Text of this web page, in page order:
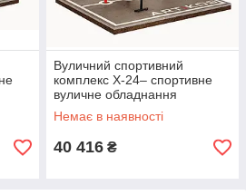
Вуличний спортивний
комплекс Х-24– спортивне
вуличне обладнання
Немає в наявності
40 416 ₴